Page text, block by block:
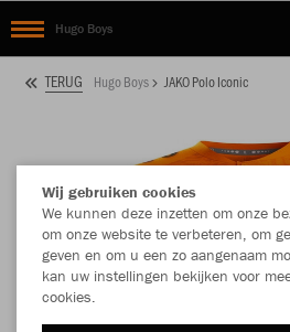
Hugo Boys
TERUG Hugo Boys JAKO Polo Iconic
Wij gebruiken cookies
We kunnen deze inzetten om onze
om onze website te verbeteren, om
geven en om u een zo aangenaam
kan uw instellingen bekijken voor
cookies.